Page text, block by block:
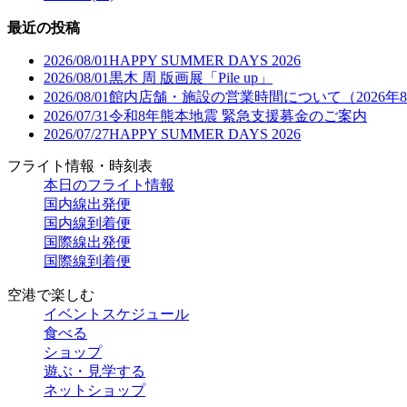
最近の投稿
2026/08/01HAPPY SUMMER DAYS 2026
2026/08/01黒木 周 版画展「Pile up」
2026/08/01館内店舗・施設の営業時間について（2026年8
2026/07/31令和8年熊本地震 緊急支援募金のご案内
2026/07/27HAPPY SUMMER DAYS 2026
フライト情報・時刻表
本日のフライト情報
国内線出発便
国内線到着便
国際線出発便
国際線到着便
空港で楽しむ
イベントスケジュール
食べる
ショップ
遊ぶ・見学する
ネットショップ